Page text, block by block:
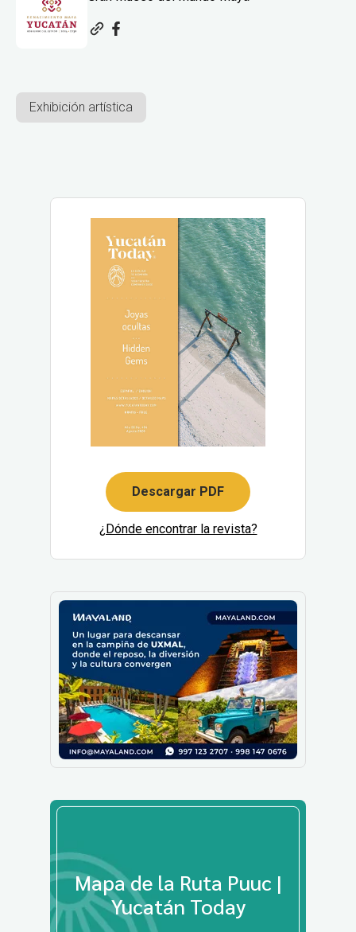
Exhibición artística
Descargar PDF
¿Dónde encontrar la revista?
Mapa de la Ruta Puuc |
Yucatán Today